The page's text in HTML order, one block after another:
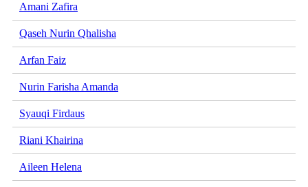
Amani Zafira
Qaseh Nurin Qhalisha
Arfan Faiz
Nurin Farisha Amanda
Syauqi Firdaus
Riani Khairina
Aileen Helena